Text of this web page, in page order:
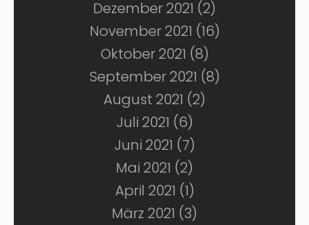
Dezember 2021 (2)
November 2021 (16)
Oktober 2021 (8)
September 2021 (8)
August 2021 (2)
Juli 2021 (6)
Juni 2021 (7)
Mai 2021 (2)
April 2021 (1)
März 2021 (3)